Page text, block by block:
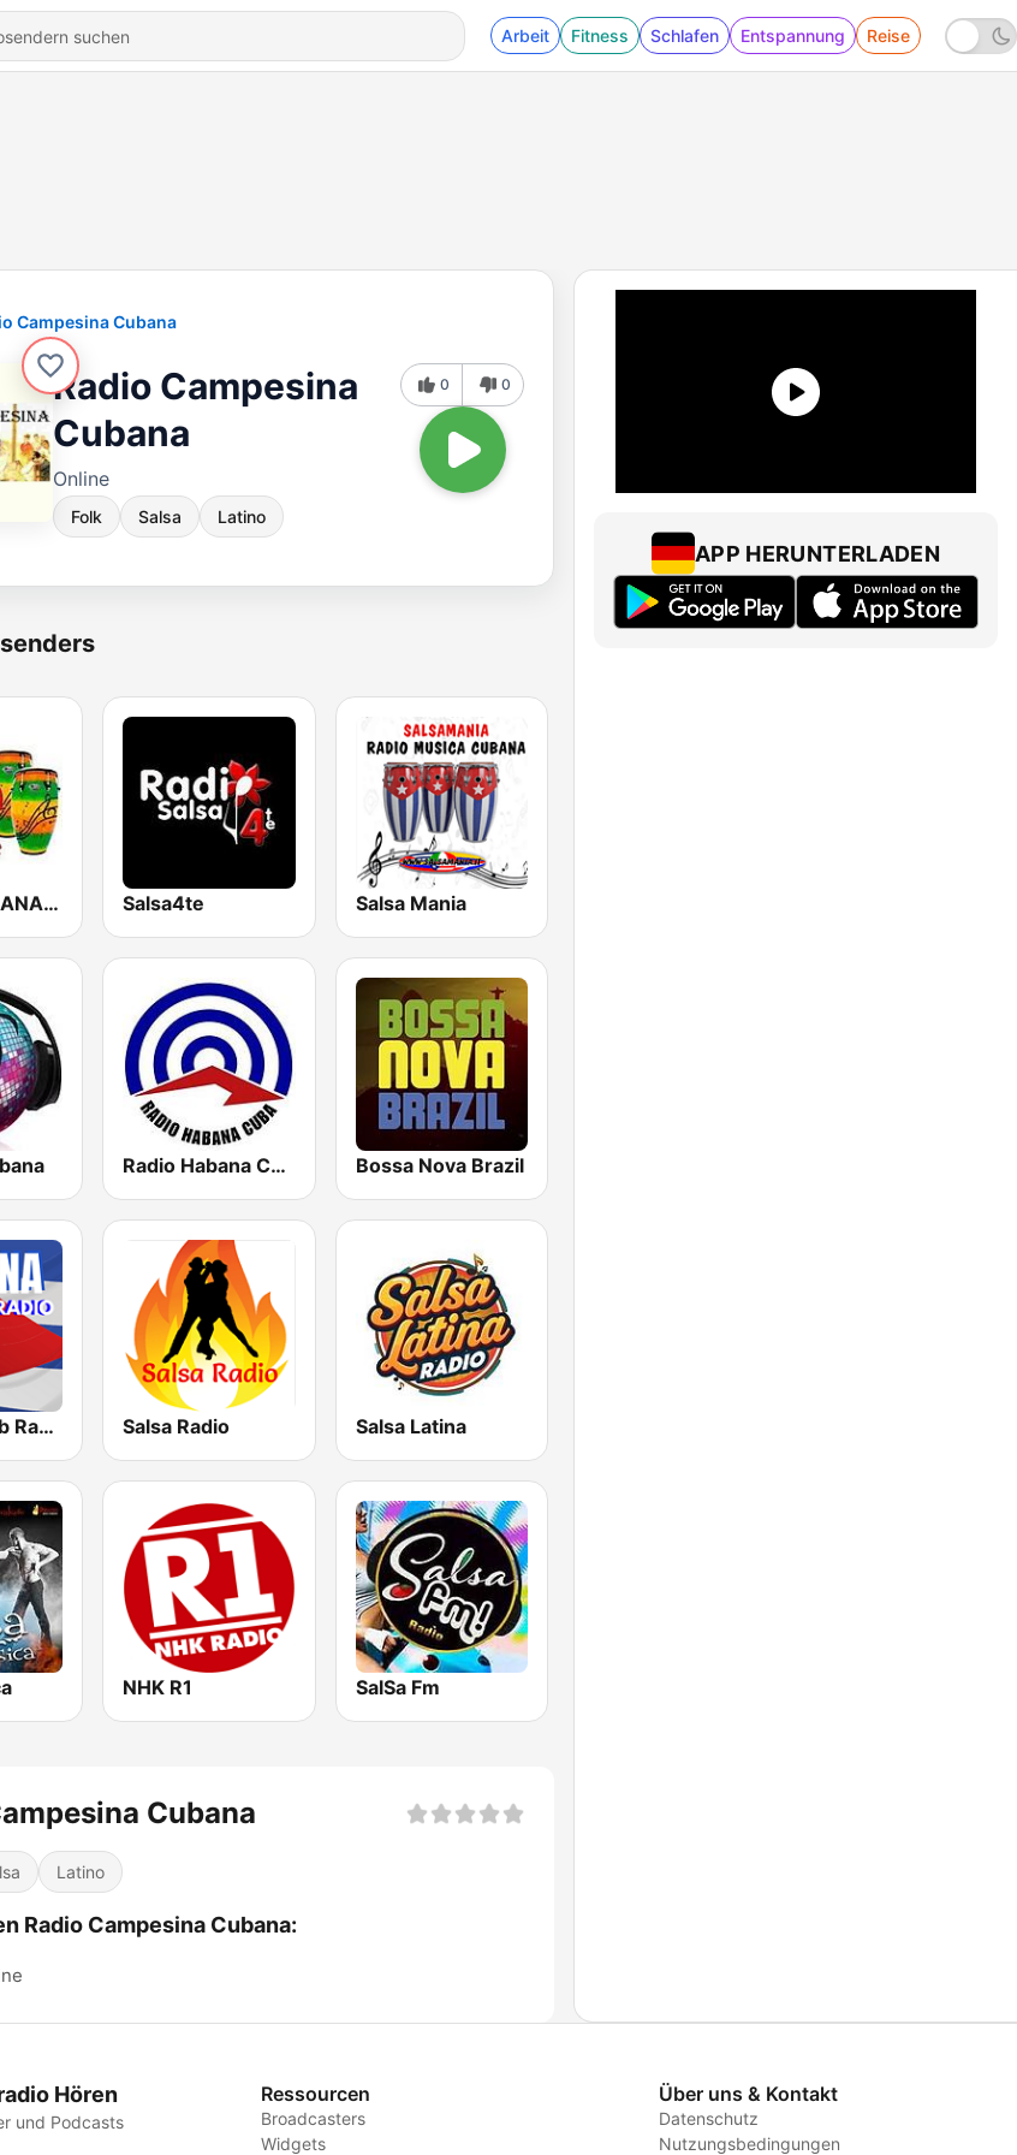
Arbeit Fitness Schlafen Entspannung Reise
Campesina Cubana
Radio Campesina
Cubana
Online
Folk Salsa Latino
0 0
RADIO HABANA SON CUBA Salsa4te Salsa Mania
Radio Habana Cuba Bossa Nova Brazil
Habana Club Radio Salsa Radio Salsa Latina
NHK R1 SalSa Fm
Cubana
Latino
Radio Campesina Cubana:
APP HERUNTERLADEN
Hören
und Podcasts
Ressourcen
Broadcasters
Widgets
Über uns & Kontakt
Datenschutz
Nutzungsbedingungen